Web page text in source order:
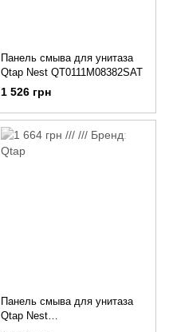
Панель смыва для унитаза
Qtap Nest QT0111M08382SAT
1 526 грн
Панель смыва для унитаза
Qtap Nest